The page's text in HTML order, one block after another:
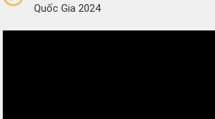
Quốc Gia 2024